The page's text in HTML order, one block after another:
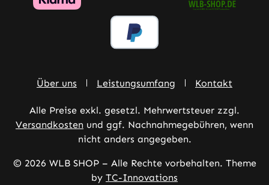
Über uns Leistungsumfang Kontakt
Alle Preise exkl. gesetzl. Mehrwertsteuer zzgl.
Versandkosten und ggf. Nachnahmegebühren, wenn
nicht anders angegeben.
© 2026 WLB SHOP – Alle Rechte vorbehalten. Theme
by TC-Innovations